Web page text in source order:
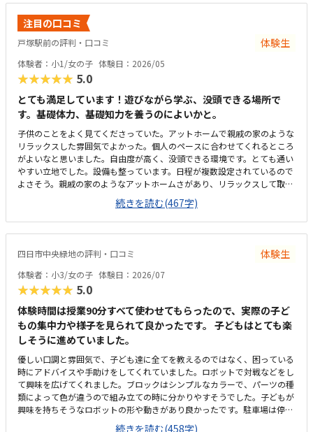
姿勢が良かったです。打倒な金額かなと感じます。教材自体はどこもそれ
なりに高いので、月謝も含め他と同じくらいと思いました。まだ作ったこ
とないロボットや、気になる飾られたロボットを初めに動かして質問コー
ナーがあったり、気持ちを落ち着かせる時間を取っていたりと土台がしっ
注目の口コミ
戸塚駅前の評判・口コミ 体験生
体験者：小1/女の子 体験日：2026/05
★★★★★ 5.0
とても満足しています！遊びながら学ぶ、没頭できる場所で
す。基礎体力、基礎知力を養うのによいかと。
子供のことをよく見てくださっていた。アットホームで親戚の家のような
リラックスした雰囲気でよかった。個人のペースに合わせてくれるところ
がよいなと思いました。自由度が高く、没頭できる環境です。とても通い
やすい立地でした。設備も整っています。日程が複数設定されているので
よさそう。親戚の家のようなアットホームさがあり、リラックスして取り
組めている。緊張感やプレゼンスキル等のカリキュラムを望まれる場合は
合わないかも。良心的な価格設定だと思います。長時間見てくれるところ
もあり、その割に安いと思います。娘の特徴をよくとらえられていまし
た。一方で男女の性差による取り組み方の違いの説明が分かりやすくもあ
人の特性としてみてもらえるとなおよいのかな、と思いました。女の子だ
から…といった何気ない言葉により子供が萎縮したりこうでなければ、と
いう想いに囚われてしまうことは避けたいなと日頃から思っているので
（そのようなことを言ってしまうことは、親にとってもよくあり、難しさ
はあります…）
続きを読む(467字)
四日市中央緑地の評判・口コミ 体験生
体験者：小3/女の子 体験日：2026/07
★★★★★ 5.0
体験時間は授業90分すべて使わせてもらったので、実際の子ど
もの集中力や様子を見られて良かったです。 子どもはとても楽
しそうに進めていました。
優しい口調と雰囲気で、子ども達に全てを教えるのではなく、困っている
時にアドバイスや手助けをしてくれていました。ロボットで対戦などをし
て興味を広げてくれました。ブロックはシンプルなカラーで、パーツの種
類によって色が違うので組み立ての時に分かりやすそうでした。子どもが
興味を持ちそうなロボットの形や動きがあり良かったです。駐車場は停め
やすく、分かりやすい場所にあるので助かります。近くに別の施設もある
続きを読む(458字)